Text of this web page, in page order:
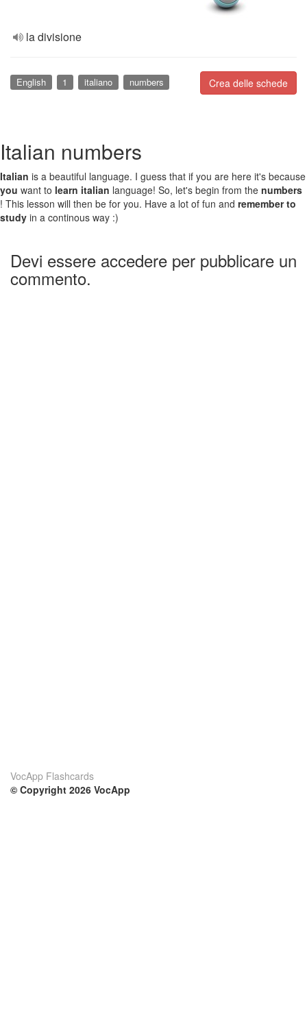
la divisione
Crea delle schede
English 1 italiano numbers
Italian numbers
Italian is a beautiful language. I guess that if you are here it's because
you want to learn italian language! So, let's begin from the numbers
! This lesson will then be for you. Have a lot of fun and remember to
study in a continous way :)
Devi essere accedere per pubblicare un
commento.
VocApp Flashcards
© Copyright 2026 VocApp